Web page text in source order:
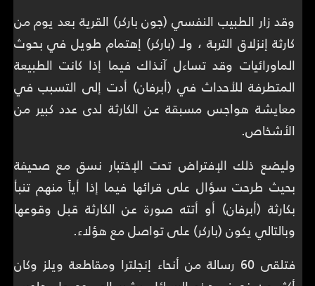
وقد زار الطبيب النفسي (جون باركر) القرية بعد يوم من
كارثة إنزلاق التربة ، ولـ (باركر) إهتمام طويل في بحوث
الماورائيات وقد تساءل آنذاك فيما إذا كانت الطبيعة
المتطرفة للأحداث في (أبرفان) أدت إلى التسبب في
معايشة هواجس مسبقة عن الكارثة لدى عدد كبير من
الأشخاص.
وليضع ذلك الإفتراض تحت الإختبار نسق مع صحيفة
بحيث طرحت سؤال على قرائها فيما إذا أياً منهم تنبأ
بكارثة (أبرفان) أو أتته صورة عن الكارثة قبل وقوعها
وبالتالي يكون (باركر) على تواصل مع هؤلاء.
فتلقى 60 رسالة من أنحاء إنجلترا ومقاطعة ويلز وكان